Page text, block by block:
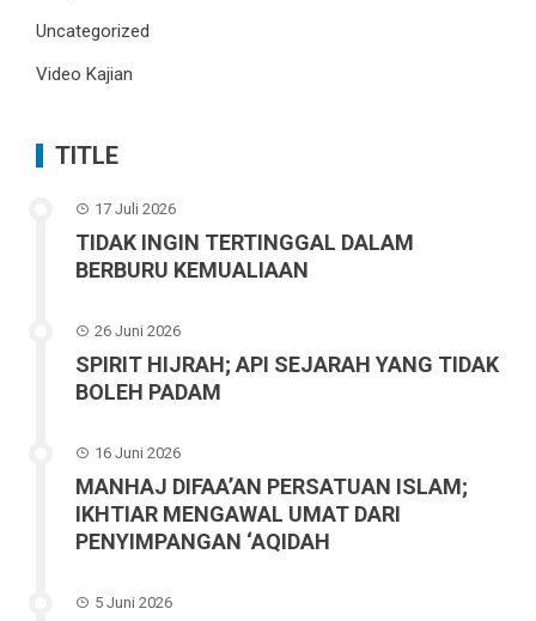
Uncategorized
Video Kajian
TITLE
17 Juli 2026
TIDAK INGIN TERTINGGAL DALAM
BERBURU KEMUALIAAN
26 Juni 2026
SPIRIT HIJRAH; API SEJARAH YANG TIDAK
BOLEH PADAM
16 Juni 2026
MANHAJ DIFAA’AN PERSATUAN ISLAM;
IKHTIAR MENGAWAL UMAT DARI
PENYIMPANGAN ‘AQIDAH
5 Juni 2026